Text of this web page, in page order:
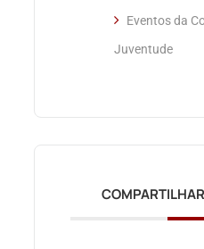
Eventos da
Juventude